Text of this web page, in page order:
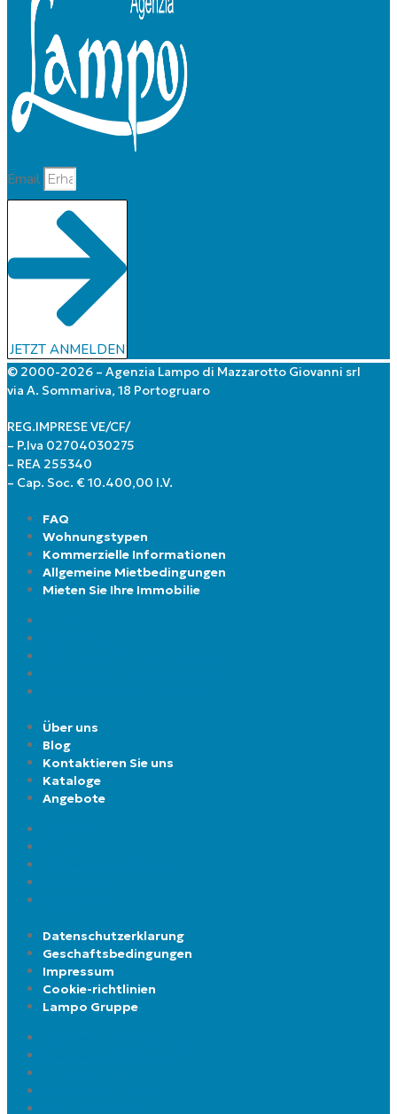
Email
JETZT ANMELDEN
© 2000-2026 – Agenzia Lampo di Mazzarotto Giovanni srl
via A. Sommariva, 18 Portogruaro
REG.IMPRESE VE/CF/
– P.Iva 02704030275
– REA 255340
– Cap. Soc. € 10.400,00 I.V.
FAQ
Wohnungstypen
Kommerzielle Informationen
Allgemeine Mietbedingungen
Mieten Sie Ihre Immobilie
Über uns
Blog
Kontaktieren Sie uns
Kataloge
Angebote
Datenschutzerklarung
Geschaftsbedingungen
Impressum
Cookie-richtlinien
Lampo Gruppe